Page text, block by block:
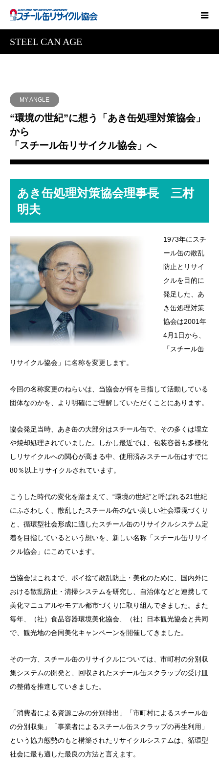
STEEL CAN AGE
MY ANGLE
“環境の世紀”に想う「あき缶処理対策協会」
から
「スチール缶リサイクル協会」へ
あき缶処理対策協会理事長 三村
明夫
1973年にスチ
ール缶の散乱
防止とリサイ
クルを目的に
発足した、あ
き缶処理対策
協会は2001年
4月1日から、
「スチール缶
リサイクル協会」に名称を変更します。
今回の名称変更のねらいは、当協会が何を目指して活動している
団体なのかを、より明確にご理解していただくことにあります。
協会発足当時、あき缶の大部分はスチール缶で、その多くは埋立
や焼却処理されていました。しかし最近では、包装容器も多様化
しリサイクルへの関心が高まる中、使用済みスチール缶はすでに
80％以上リサイクルされています。
こうした時代の変化を踏まえて、“環境の世紀”と呼ばれる21世紀
にふさわしく、散乱したスチール缶のない美しい社会環境づくり
と、循環型社会形成に適したスチール缶のリサイクルシステム定
着を目指しているという想いを、新しい名称「スチール缶リサイ
クル協会」にこめています。
当協会はこれまで、ポイ捨て散乱防止・美化のために、国内外に
おける散乱防止・清掃システムを研究し、自治体などと連携して
美化マニュアルやモデル都市づくりに取り組んできました。また
毎年、（社）食品容器環境美化協会、（社）日本観光協会と共同
で、観光地の合同美化キャンペーンを開催してきました。
その一方、スチール缶のリサイクルについては、市町村の分別収
集システムの開発と、回収されたスチール缶スクラップの受け皿
の整備を推進していきました。
「消費者による資源ごみの分別排出」「市町村によるスチール缶
の分別収集」「事業者によるスチール缶スクラップの再生利用」
という協力態勢のもと構築されたリサイクルシステムは、循環型
社会に最も適した最良の方法と言えます。